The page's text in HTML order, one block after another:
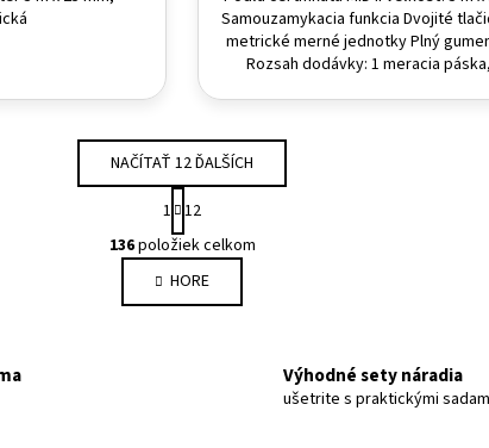
Samouzamykacia funkcia Dvojité
metrické merné jednotky Plný
Rozsah dodávky: 1 meracia páska,
Ovládacie prvky výpisu
NAČÍTAŤ 12 ĎALŠÍCH
Stránkovanie
1 12
136položiek celkom
HORE
Výhodné sety náradia
ušetrite s praktickými